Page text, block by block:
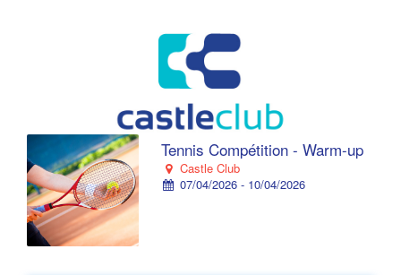
Tennis Compétition - Warm-up
Castle Club
07/04/2026 - 10/04/2026